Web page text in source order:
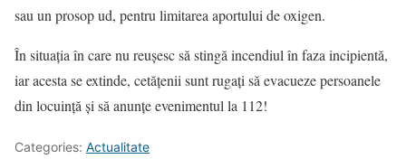
sau un prosop ud, pentru limitarea aportului de oxigen.
În situația în care nu reușesc să stingă incendiul în faza incipientă,
iar acesta se extinde, cetățenii sunt rugați să evacueze persoanele
din locuință și să anunțe evenimentul la 112!
Categories: Actualitate